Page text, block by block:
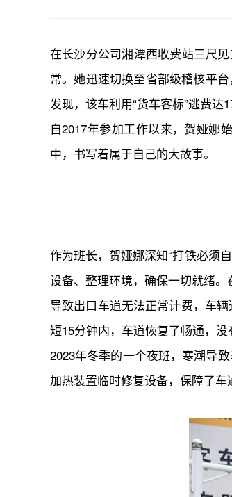
在长沙分公司湘潭西收费站三尺
常。她迅速切换至省部级稽核平
发现，该车利用“货车客标”逃费达
自2017年参加工作以来，贺娅娜
中，书写着属于自己的大故事。
作为班长，贺娅娜深知“打铁必须
设备、整理环境，确保一切就绪
导致出口车道无法正常计费，车
短15分钟内，车道恢复了畅通，没
2023年冬季的一个夜班，寒潮导
加热装置临时修复设备，保障了车